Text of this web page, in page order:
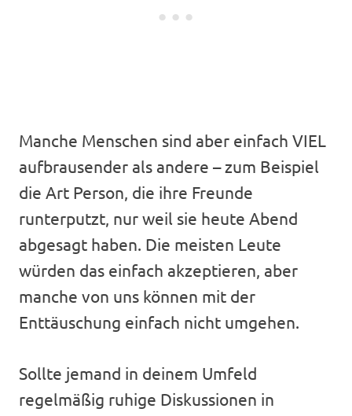
Manche Menschen sind aber einfach VIEL
aufbrausender als andere – zum Beispiel
die Art Person, die ihre Freunde
runterputzt, nur weil sie heute Abend
abgesagt haben. Die meisten Leute
würden das einfach akzeptieren, aber
manche von uns können mit der
Enttäuschung einfach nicht umgehen.
Sollte jemand in deinem Umfeld
regelmäßig ruhige Diskussionen in